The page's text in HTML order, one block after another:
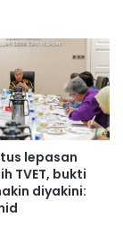
lepasan
TVET, bukti
diyakini: